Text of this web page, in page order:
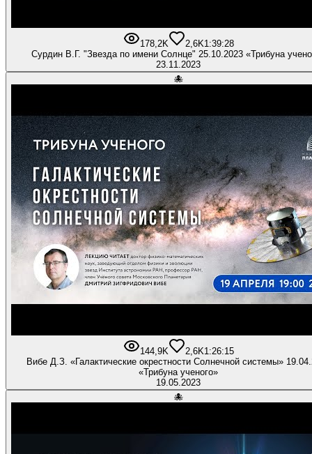
178,2K 2,6K1:39:28
Сурдин В.Г. "Звезда по имени Солнце" 25.10.2023 «Трибуна
23.11.2023
🐙
144,9K 2,6K1:26:15
Вибе Д.З. «Галактические окрестности Солнечной системы»
«Трибуна ученого»
19.05.2023
🐙